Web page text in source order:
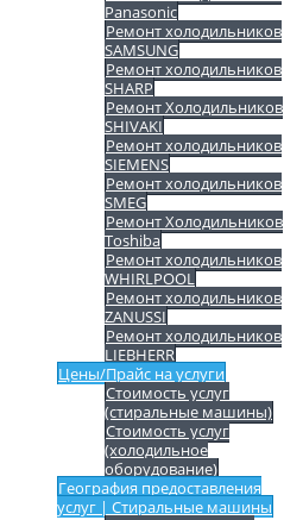
Panasonic
Ремонт холодильников
SAMSUNG
Ремонт холодильников
SHARP
Ремонт Холодильников
SHIVAKI
Ремонт холодильников
SIEMENS
Ремонт холодильников
SMEG
Ремонт Холодильников
Toshiba
Ремонт холодильников
WHIRLPOOL
Ремонт холодильников
ZANUSSI
Ремонт холодильников
LIEBHERR
Цены/Прайс на услуги
Стоимость услуг
(стиральные машины)
Стоимость услуг
(холодильное
оборудование)
География предоставления
услуг | Стиральные машины